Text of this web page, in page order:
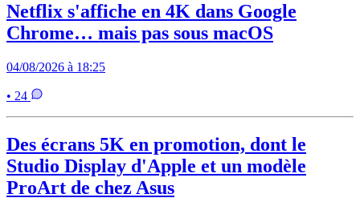
Netflix s'affiche en 4K dans Google
Chrome… mais pas sous macOS
04/08/2026 à 18:25
• 24
Des écrans 5K en promotion, dont le
Studio Display d'Apple et un modèle
ProArt de chez Asus